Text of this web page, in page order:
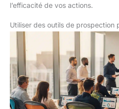
l’efficacité de vos actions.
Utiliser des outils de prospection